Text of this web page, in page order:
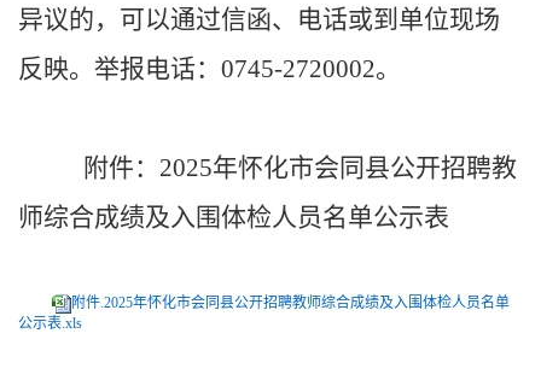
异议的，可以通过信函、电话或到单位现场
反映。举报电话： 0745-2720002。
附件： 2025年怀化市会同县公开招聘教
师综合成绩及入围体检人员名单公示表
附件.2025年怀化市会同县公开招聘教师综合成绩及入围体检人员名单
公示表.xls